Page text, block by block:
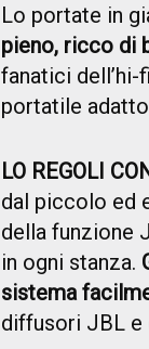
Lo portate in
pieno, ricco di
fanatici
portatile
LO REGOLI
dal piccolo ed
della funzione
in ogni stanza.
sistema
diffusori JBL e